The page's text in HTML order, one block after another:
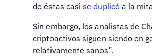
de éstas casi se duplicó a la
Sin embargo, los analistas de
criptoactivos siguen siendo en
relativamente sanos”.